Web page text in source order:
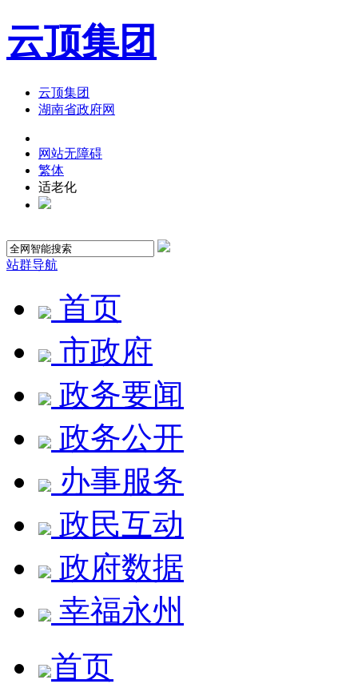
云顶集团
云顶集团
湖南省政府网
网站无障碍
繁体
适老化
站群导航
首页
市政府
政务要闻
政务公开
办事服务
政民互动
政府数据
幸福永州
首页